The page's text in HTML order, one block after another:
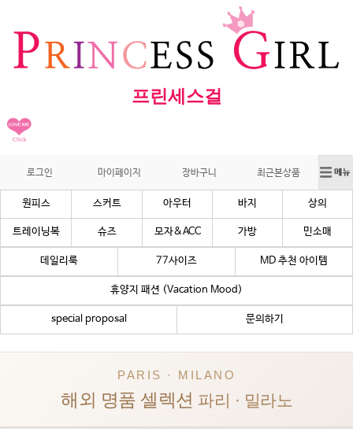
프린세스걸
로그인 마이페이지 장바구니 최근본상품
원피스 스커트 아우터 바지 상의
트레이닝복 슈즈 모자&ACC 가방 민소매
데일리룩 77사이즈 MD 추천 아이템
휴양지 패션 (Vacation Mood)
special proposal 문의하기
PARIS · MILANO
해외 명품 셀렉션 파리 · 밀라노